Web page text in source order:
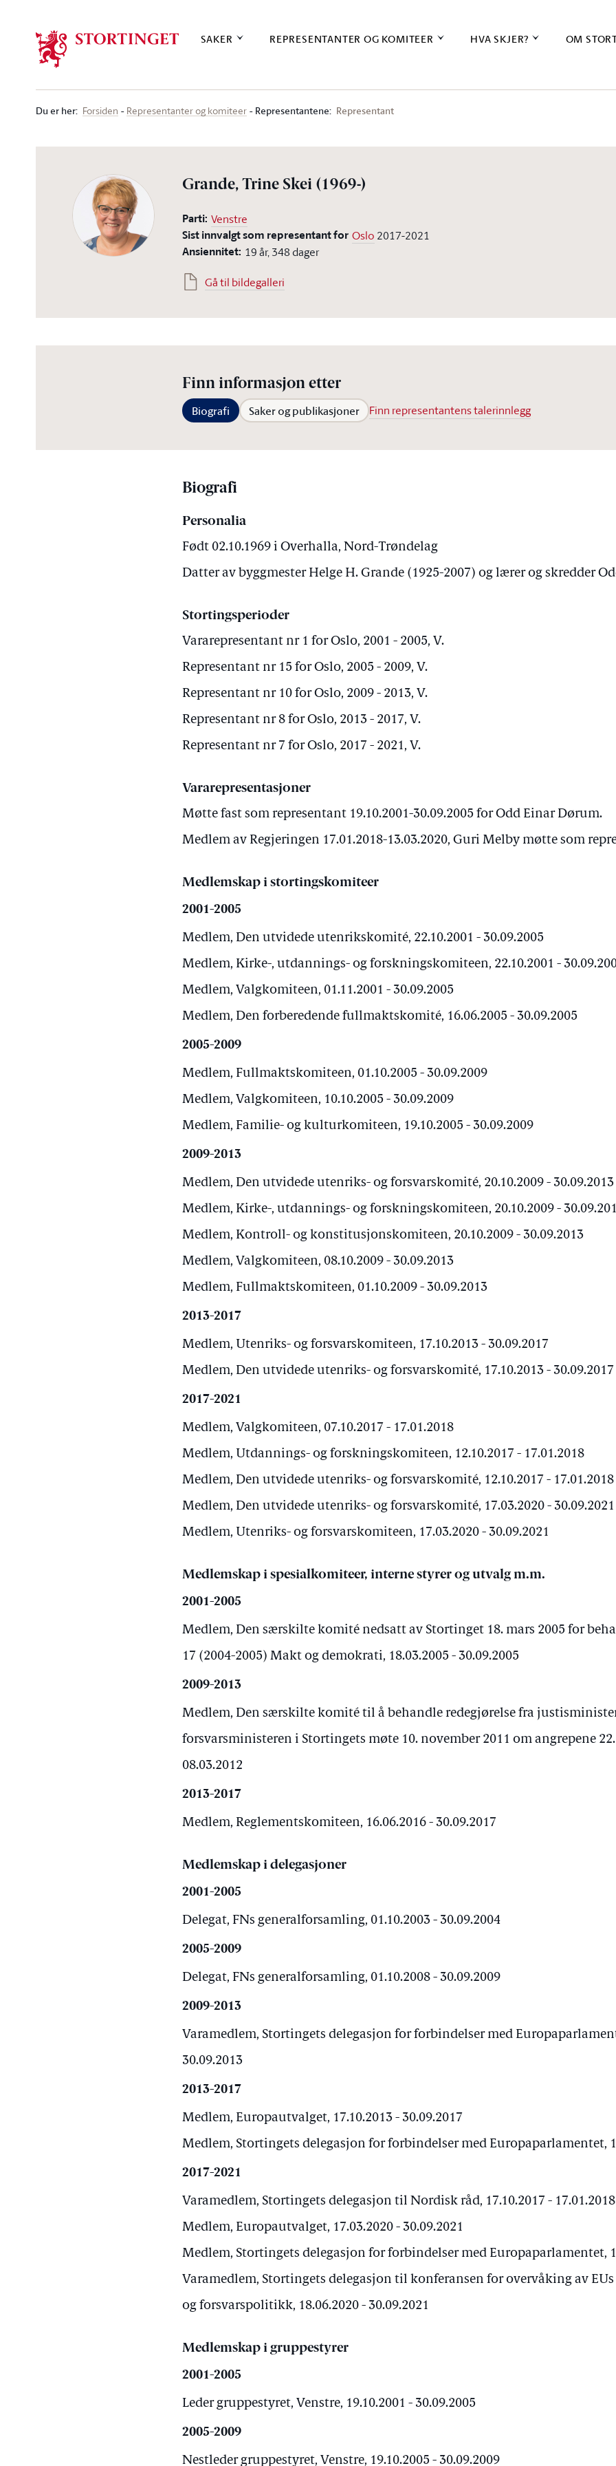
SAKER REPRESENTANTER OG KOMITEER HVA SKJER? OM
Du er her: Forsiden Representanter og komiteer Representantene: Representant
Grande, Trine Skei (1969-)
Parti: Venstre
Sist innvalgt som representant for Oslo 2017-2021
Ansiennitet: 19 år, 348 dager
Gå til bildegalleri
Finn informasjon etter
Biografi Saker og publikasjoner Finn representantens talerinnlegg
Biografi
Personalia
Født 02.10.1969 i Overhalla, Nord-Trøndelag
Datter av byggmester Helge H. Grande (1925-2007) og lærer og skredder
Stortingsperioder
Vararepresentant nr 1 for Oslo, 2001 - 2005, V.
Representant nr 15 for Oslo, 2005 - 2009, V.
Representant nr 10 for Oslo, 2009 - 2013, V.
Representant nr 8 for Oslo, 2013 - 2017, V.
Representant nr 7 for Oslo, 2017 - 2021, V.
Vararepresentasjoner
Møtte fast som representant 19.10.2001-30.09.2005 for Odd Einar Dørum.
Medlem av Regjeringen 17.01.2018-13.03.2020, Guri Melby møtte som
Medlemskap i stortingskomiteer
2001-2005
Medlem, Den utvidede utenrikskomité, 22.10.2001 - 30.09.2005
Medlem, Kirke-, utdannings- og forskningskomiteen, 22.10.2001 -
Medlem, Valgkomiteen, 01.11.2001 - 30.09.2005
Medlem, Den forberedende fullmaktskomité, 16.06.2005 - 30.09.2005
2005-2009
Medlem, Fullmaktskomiteen, 01.10.2005 - 30.09.2009
Medlem, Valgkomiteen, 10.10.2005 - 30.09.2009
Medlem, Familie- og kulturkomiteen, 19.10.2005 - 30.09.2009
2009-2013
Medlem, Den utvidede utenriks- og forsvarskomité, 20.10.2009 - 30.09.2013
Medlem, Kirke-, utdannings- og forskningskomiteen, 20.10.2009 -
Medlem, Kontroll- og konstitusjonskomiteen, 20.10.2009 - 30.09.2013
Medlem, Valgkomiteen, 08.10.2009 - 30.09.2013
Medlem, Fullmaktskomiteen, 01.10.2009 - 30.09.2013
2013-2017
Medlem, Utenriks- og forsvarskomiteen, 17.10.2013 - 30.09.2017
Medlem, Den utvidede utenriks- og forsvarskomité, 17.10.2013 - 30.09.2017
2017-2021
Medlem, Valgkomiteen, 07.10.2017 - 17.01.2018
Medlem, Utdannings- og forskningskomiteen, 12.10.2017 - 17.01.2018
Medlem, Den utvidede utenriks- og forsvarskomité, 12.10.2017 - 17.01.2018
Medlem, Den utvidede utenriks- og forsvarskomité, 17.03.2020 - 30.09.2021
Medlem, Utenriks- og forsvarskomiteen, 17.03.2020 - 30.09.2021
Medlemskap i spesialkomiteer, interne styrer og utvalg m.m.
2001-2005
Medlem, Den særskilte komité nedsatt av Stortinget 18. mars 2005 for
17 (2004-2005) Makt og demokrati, 18.03.2005 - 30.09.2005
2009-2013
Medlem, Den særskilte komité til å behandle redegjørelse fra
forsvarsministeren i Stortingets møte 10. november 2011 om angrepene
08.03.2012
2013-2017
Medlem, Reglementskomiteen, 16.06.2016 - 30.09.2017
Medlemskap i delegasjoner
2001-2005
Delegat, FNs generalforsamling, 01.10.2003 - 30.09.2004
2005-2009
Delegat, FNs generalforsamling, 01.10.2008 - 30.09.2009
2009-2013
Varamedlem, Stortingets delegasjon for forbindelser med
30.09.2013
2013-2017
Medlem, Europautvalget, 17.10.2013 - 30.09.2017
Medlem, Stortingets delegasjon for forbindelser med Europaparlamentet,
2017-2021
Varamedlem, Stortingets delegasjon til Nordisk råd, 17.10.2017 - 17.01.2018
Medlem, Europautvalget, 17.03.2020 - 30.09.2021
Medlem, Stortingets delegasjon for forbindelser med Europaparlamentet,
Varamedlem, Stortingets delegasjon til konferansen for overvåking av
og forsvarspolitikk, 18.06.2020 - 30.09.2021
Medlemskap i gruppestyrer
2001-2005
Leder gruppestyret, Venstre, 19.10.2001 - 30.09.2005
2005-2009
Nestleder gruppestyret, Venstre, 19.10.2005 - 30.09.2009